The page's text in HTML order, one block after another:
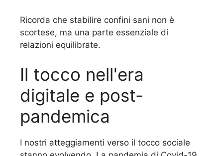
Ricorda che stabilire confini sani non è
scortese, ma una parte essenziale di
relazioni equilibrate.
Il tocco nell'era
digitale e post-
pandemica
I nostri atteggiamenti verso il tocco sociale